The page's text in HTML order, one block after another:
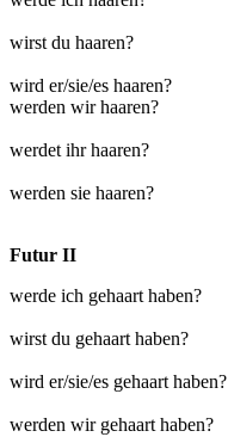
wirst du haaren?
wird er/sie/es haaren?
werden wir haaren?
werdet ihr haaren?
werden sie haaren?
Futur II
werde ich gehaart haben?
wirst du gehaart haben?
wird er/sie/es gehaart haben?
werden wir gehaart haben?